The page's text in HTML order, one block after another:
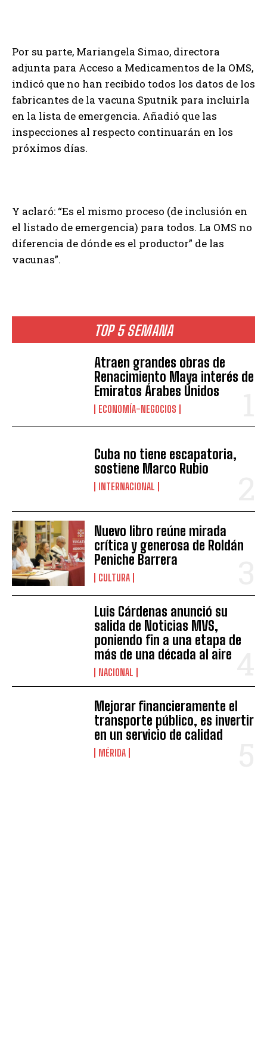
TOP 5 SEMANA
Atraen grandes obras de
Renacimiento Maya interés de
Emiratos Árabes Unidos
ECONOMÍA-NEGOCIOS
Cuba no tiene escapatoria,
sostiene Marco Rubio
INTERNACIONAL
Nuevo libro reúne mirada
crítica y generosa de Roldán
Peniche Barrera
CULTURA
Luis Cárdenas anunció su
salida de Noticias MVS,
poniendo fin a una etapa de
más de una década al aire
NACIONAL
Mejorar financieramente el
transporte público, es invertir
en un servicio de calidad
MÉRIDA
Por su parte, Mariangela Simao, directora
adjunta para Acceso a Medicamentos de la OMS,
indicó que no han recibido todos los datos de los
fabricantes de la vacuna Sputnik para incluirla
en la lista de emergencia. Añadió que las
inspecciones al respecto continuarán en los
próximos días.
Y aclaró: “Es el mismo proceso (de inclusión en
el listado de emergencia) para todos. La OMS no
diferencia de dónde es el productor” de las
vacunas”.